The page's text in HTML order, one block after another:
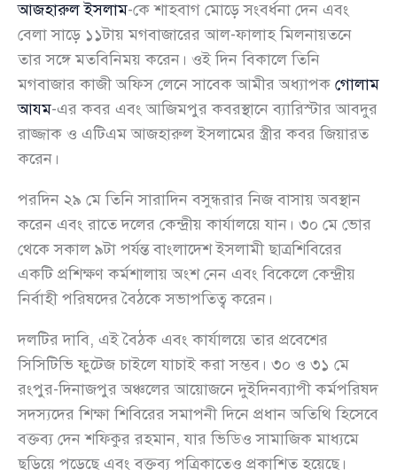
আজহারুল ইসলাম-কে শাহবাগ মোড়ে সংবর্ধনা দেন এবং
বেলা সাড়ে ১১টায় মগবাজারের আল-ফালাহ মিলনায়তনে
তার সঙ্গে মতবিনিময় করেন। ওই দিন বিকালে তিনি
মগবাজার কাজী অফিস লেনে সাবেক আমীর অধ্যাপক গোলাম
আযম-এর কবর এবং আজিমপুর কবরস্থানে ব্যারিস্টার আবদুর
রাজ্জাক ও এটিএম আজহারুল ইসলামের স্ত্রীর কবর জিয়ারত
করেন।
পরদিন ২৯ মে তিনি সারাদিন বসুন্ধরার নিজ বাসায় অবস্থান
করেন এবং রাতে দলের কেন্দ্রীয় কার্যালয়ে যান। ৩০ মে ভোর
থেকে সকাল ৯টা পর্যন্ত বাংলাদেশ ইসলামী ছাত্রশিবিরের
একটি প্রশিক্ষণ কর্মশালায় অংশ নেন এবং বিকেলে কেন্দ্রীয়
নির্বাহী পরিষদের বৈঠকে সভাপতিত্ব করেন।
দলটির দাবি, এই বৈঠক এবং কার্যালয়ে তার প্রবেশের
সিসিটিভি ফুটেজ চাইলে যাচাই করা সম্ভব। ৩০ ও ৩১ মে
রংপুর-দিনাজপুর অঞ্চলের আয়োজনে দুইদিনব্যাপী কর্মপরিষদ
সদস্যদের শিক্ষা শিবিরের সমাপনী দিনে প্রধান অতিথি হিসেবে
বক্তব্য দেন শফিকুর রহমান, যার ভিডিও সামাজিক মাধ্যমে
ছড়িয়ে পড়েছে এবং বক্তব্য পত্রিকাতেও প্রকাশিত হয়েছে।